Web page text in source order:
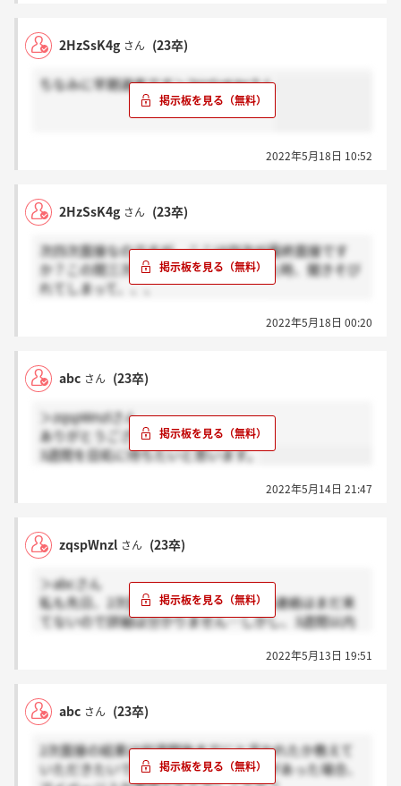
かコメントで教えていただけると助かります。
よろしくお願いいたします。
2HzSsK4g さん (23卒)
ちなみに早期選考です＞2HzSsK4gさん
2022年5月18日 10:52
2HzSsK4g さん (23卒)
次四次面接なのですが、ここは四次が最終面接です
か？この間三次終わって案内いただいた時、聞きそび
れてしまって、、、
2022年5月18日 00:20
abc さん (23卒)
＞zqspWnzlさん
ありがとうございます。
3週間を目処に待ちたいと思います。
2022年5月14日 21:47
zqspWnzl さん (23卒)
＞abcさん
私も先日、2次面接受けました。結果の連絡はまだ来
てないので詳細は分かりません…しかし、3週間以内
2022年5月13日 19:51
abc さん (23卒)
2次面接の結果は何週間後までにと言われたか教えて
いただきたいです。また、実際に連絡があった場合、